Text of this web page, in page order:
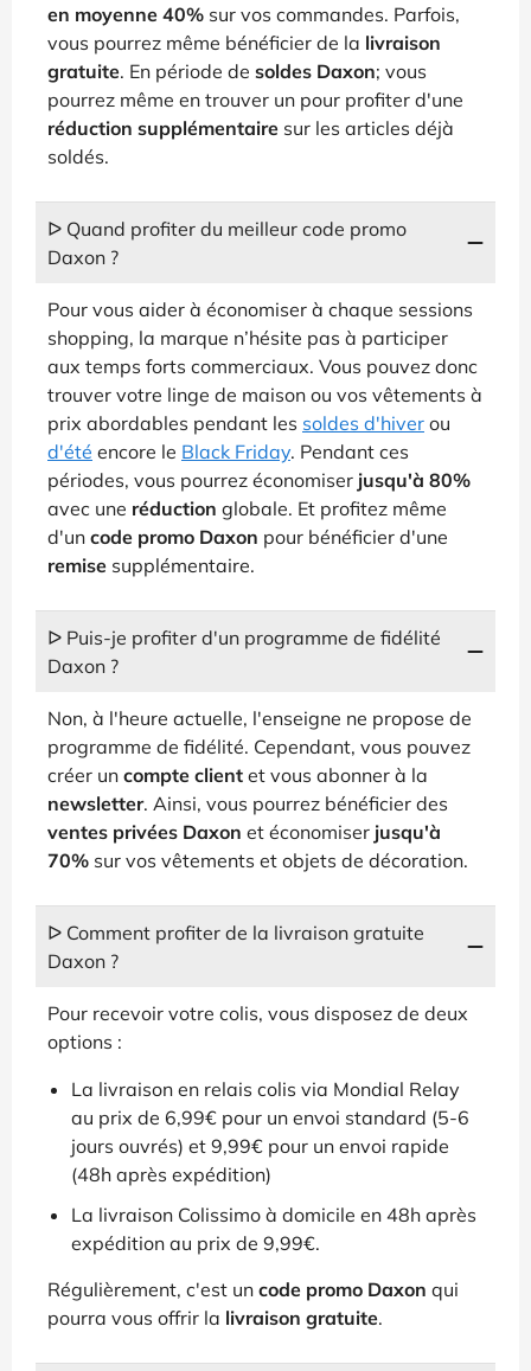
en moyenne 40% sur vos commandes. Parfois,
vous pourrez même bénéficier de la livraison
gratuite. En période de soldes Daxon; vous
pourrez même en trouver un pour profiter d'une
réduction supplémentaire sur les articles déjà
soldés.
ᐅ Quand profiter du meilleur code promo
Daxon ?
Pour vous aider à économiser à chaque sessions
shopping, la marque n’hésite pas à participer
aux temps forts commerciaux. Vous pouvez donc
trouver votre linge de maison ou vos vêtements à
prix abordables pendant les soldes d'hiver ou
d'été encore le Black Friday. Pendant ces
périodes, vous pourrez économiser jusqu'à 80%
avec une réduction globale. Et profitez même
d'un code promo Daxon pour bénéficier d'une
remise supplémentaire.
ᐅ Puis-je profiter d'un programme de fidélité
Daxon ?
Non, à l'heure actuelle, l'enseigne ne propose de
programme de fidélité. Cependant, vous pouvez
créer un compte client et vous abonner à la
newsletter. Ainsi, vous pourrez bénéficier des
ventes privées Daxon et économiser jusqu'à
70% sur vos vêtements et objets de décoration.
ᐅ Comment profiter de la livraison gratuite
Daxon ?
Pour recevoir votre colis, vous disposez de deux
options :
La livraison en relais colis via Mondial Relay
au prix de 6,99€ pour un envoi standard (5-6
jours ouvrés) et 9,99€ pour un envoi rapide
(48h après expédition)
La livraison Colissimo à domicile en 48h après
expédition au prix de 9,99€.
Régulièrement, c'est un code promo Daxon qui
pourra vous offrir la livraison gratuite.